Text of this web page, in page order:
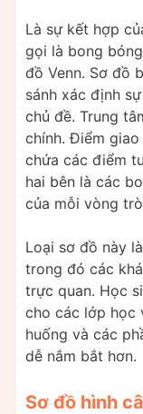
Là sự kết hợp
gọi là bong
đồ Venn. Sơ đồ
sánh xác định
chủ đề. Trung
chính. Điểm
chứa các điểm
hai bên là các
của mỗi vòng
Loại sơ đồ này
trong đó các
trực quan. Học
cho các lớp học
huống và các
dễ nắm bắt hơn.
Sơ đồ hình